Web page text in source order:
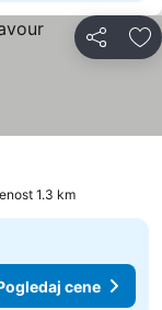
Deli
1.3 km
cene